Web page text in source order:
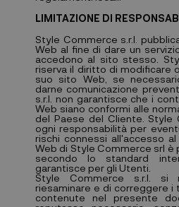
LIMITAZIONE DI
Style Commerce s.r.l.
Web al fine di dare un
accedono al sito stesso.
riserva il diritto di modificare
suo sito Web, se
darne comunicazione
s.r.l. non garantisce che i
Web siano conformi alle
del Paese del Cliente. Style
ogni responsabilità per
rischi connessi all'accesso
Web di Style Commerce srl
secondo lo standard
garantisce per gli Utenti.
Style Commerce s.r.l.
riesaminare e di correggere i
contenute nel presente